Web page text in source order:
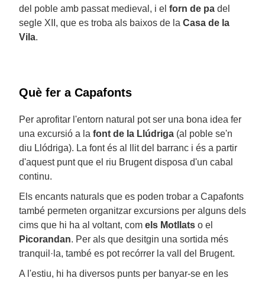
del poble amb passat medieval, i el forn de pa del
segle XII, que es troba als baixos de la Casa de la
Vila.
Què fer a Capafonts
Per aprofitar l'entorn natural pot ser una bona idea fer
una excursió a la font de la Llúdriga (al poble se'n
diu Llódriga). La font és al llit del barranc i és a partir
d'aquest punt que el riu Brugent disposa d'un cabal
continu.
Els encants naturals que es poden trobar a Capafonts
també permeten organitzar excursions per alguns dels
cims que hi ha al voltant, com els Motllats o el
Picorandan. Per als que desitgin una sortida més
tranquil·la, també es pot recórrer la vall del Brugent.
A l'estiu, hi ha diversos punts per banyar-se en les